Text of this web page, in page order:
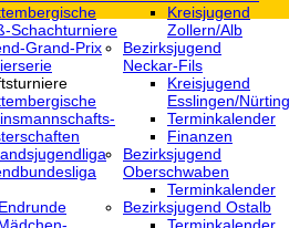
Schachturniere
Grand-Prix
Kreisjugend
Zollern/Alb
Bezirksjugend
Neckar-Fils
Kreisjugend
‎Esslingen/
Terminkalender
Finanzen
Bezirksjugend
Oberschwaben
Terminkalender
Bezirksjugend Ostalb